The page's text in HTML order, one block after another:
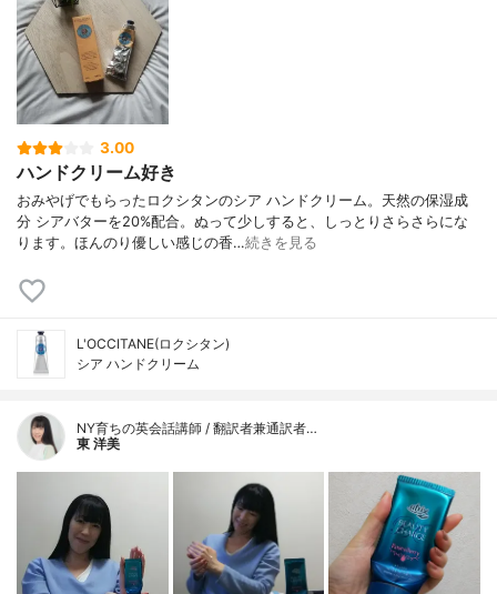
3.00
ハンドクリーム好き
おみやげでもらったロクシタンのシア ハンドクリーム。天然の保湿成
分 シアバターを20%配合。ぬって少しすると、しっとりさらさらにな
ります。ほんのり優しい感じの香…続きを見る
L'OCCITANE(ロクシタン)
シア ハンドクリーム
NY育ちの英会話講師 / 翻訳者兼通訳者…
東 洋美